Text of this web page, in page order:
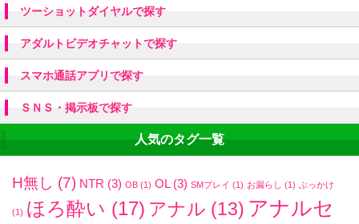
ツーショットダイヤルで探す
アダルトビデオチャットで探す
スマホ通話アプリで探す
ＳＮＳ・掲示板で探す
人気のタグ一覧
H無し (7) NTR (3) OB (1) OL(3) SMプレイ (1) お漏らし (1) ぶっかけ
(1) ほろ酔い (17) アナル (13) アナルセ